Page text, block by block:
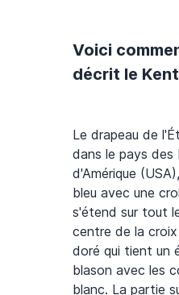
Voici
décrit le
Le drapeau de
dans le pays des
d'Amérique
bleu avec une
s'étend sur tout
centre de la
doré qui tient un
blason avec les
blanc. La partie